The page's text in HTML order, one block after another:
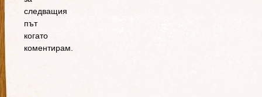
следващия
път
когато
коментирам.